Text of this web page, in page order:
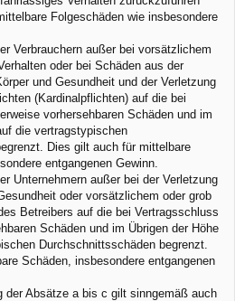
Folgeschäden wie insbesondere
Verbrauchern außer bei vorsätzlichem
oder bei Schäden aus der
und Gesundheit und der Verletzung
(Kardinalpflichten) auf die bei
vorhersehbaren Schäden und im
die vertragstypischen
Dies gilt auch für mittelbare
entgangenen Gewinn.
Unternehmern außer bei der Verletzung
oder vorsätzlichem oder grob
Betreibers auf die bei Vertragsschluss
Schäden und im Übrigen der Höhe
Durchschnittsschäden begrenzt.
Schäden, insbesondere entgangenen
der Absätze a bis c gilt sinngemäß auch